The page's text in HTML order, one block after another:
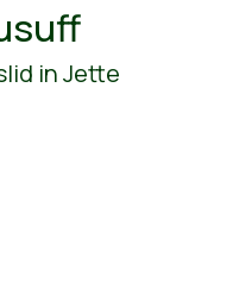
in Jette